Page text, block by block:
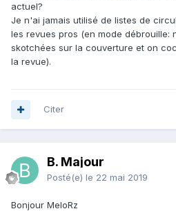
actuel?
Je n'ai jamais utilisé de listes de
les revues pros (en mode débrouille:
skotchées sur la couverture et on
la revue).
Citer
B. Majour
Posté(e) le 22 mai 2019
Bonjour MeloRz